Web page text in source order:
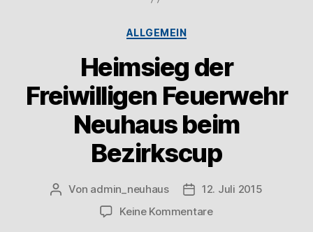
ALLGEMEIN
Heimsieg der
Freiwilligen Feuerwehr
Neuhaus beim
Bezirkscup
Von admin_neuhaus
12. Juli 2015
Keine Kommentare